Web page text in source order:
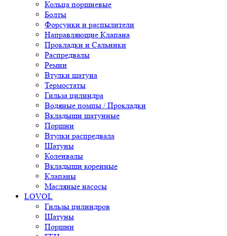
Кольца поршневые
Болты
Форсунки и распылители
Направляющие Клапана
Прокладки и Сальники
Распредвалы
Ремни
Втулки шатуна
Термостаты
Гильза цилиндра
Водяные помпы / Прокладки
Вкладыши шатунные
Поршни
Втулки распредвала
Шатуны
Коленвалы
Вкладыши коренные
Клапаны
Масляные насосы
LOVOL
Гильзы цилиндров
Шатуны
Поршни